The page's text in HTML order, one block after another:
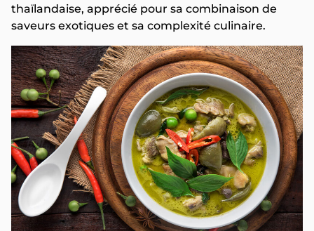
thaïlandaise, apprécié pour sa combinaison de
saveurs exotiques et sa complexité culinaire.